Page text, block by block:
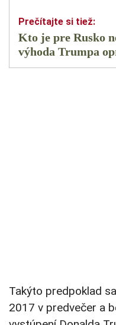
Kto je pre Rusko
výhoda Trumpa
Takýto predpoklad
2017 v predvečer a